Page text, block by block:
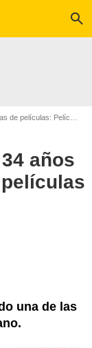
search
películas: Películas en televisión
años
una de las